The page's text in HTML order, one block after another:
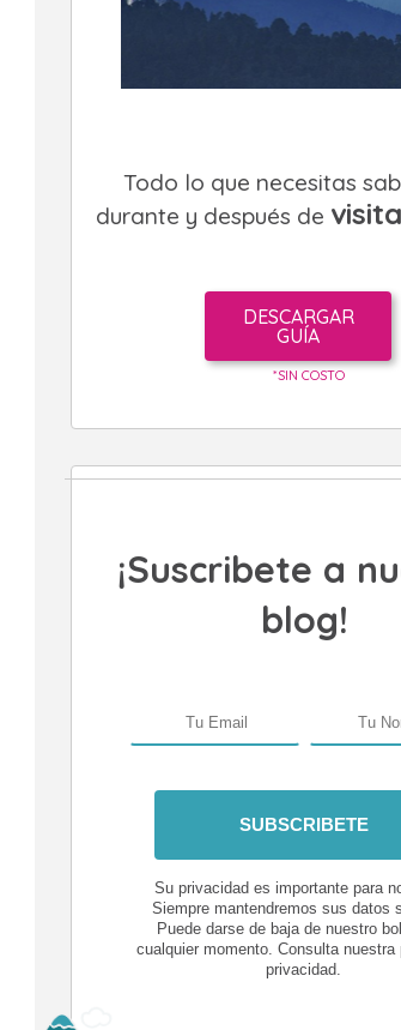
Todo lo que necesitas
durante y después de
DESCARGAR
GUÍA
*SIN COSTO
¡Suscribete a
blog!
Su privacidad es importante para
Siempre mantendremos sus datos
Puede darse de baja de nuestro
cualquier momento. Consulta
privacidad.